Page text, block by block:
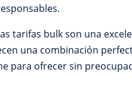
tarifas bulk son una
una combinación
para ofrecer sin